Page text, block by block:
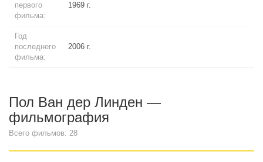
первого
фильма:
1969 г.
Год
последнего
фильма:
2006 г.
Пол Ван дер Линден —
фильмография
Всего фильмов: 28